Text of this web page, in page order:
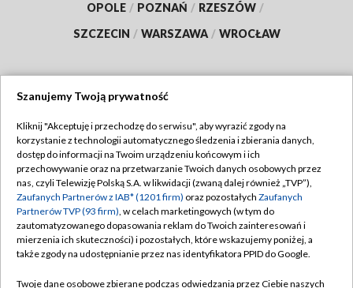
OPOLE / POZNAŃ / RZESZÓW /
SZCZECIN / WARSZAWA / WROCŁAW
TVP
Abonament TVP
Emisja w TVP
Centrum informacji TVP
Naziemna Telewizja Cyfrowa
Regulamin TVP
Polityka prywatności
Moje zgody
Pomoc
Szanujemy Twoją prywatność
Kliknij "Akceptuję i przechodzę do serwisu", aby wyrazić zgody na
korzystanie z technologii automatycznego śledzenia i zbierania danych,
dostęp do informacji na Twoim urządzeniu końcowym i ich
przechowywanie oraz na przetwarzanie Twoich danych osobowych przez
nas, czyli Telewizję Polską S.A. w likwidacji (zwaną dalej również „TVP”),
Zaufanych Partnerów z IAB* (1201 firm) oraz pozostałych Zaufanych
Partnerów TVP (93 firm), w celach marketingowych (w tym do
zautomatyzowanego dopasowania reklam do Twoich zainteresowań i
mierzenia ich skuteczności) i pozostałych, które wskazujemy poniżej, a
także zgody na udostępnianie przez nas identyfikatora PPID do Google.
Twoje dane osobowe zbierane podczas odwiedzania przez Ciebie naszych